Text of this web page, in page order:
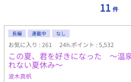
11 件
長編 連載中 なし
お気に入り : 261 24h.ポイント : 5,532
この夏、君を好きになった 〜温
れない夏休み〜
波木真帆